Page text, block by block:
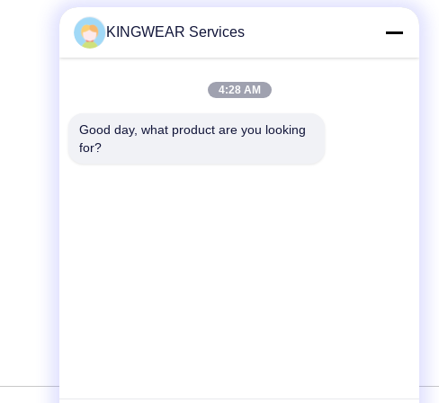
KINGWEAR Services
4:28 AM
Good day, what product are you looking
for?